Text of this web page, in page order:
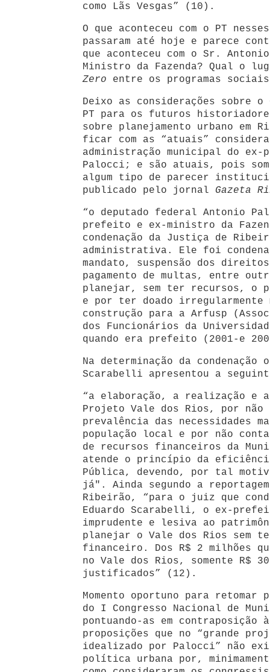
como Lãs Vesgas” (10).
O que aconteceu com o PT
passaram até hoje e parece
que aconteceu com o Sr.
Ministro da Fazenda? Qual o
Zero entre os programas
Deixo as considerações sobre o
PT para os futuros
sobre planejamento urbano em
ficar com as “atuais”
administração municipal do
Palocci; e são atuais, pois
algum tipo de parecer
publicado pelo jornal Gazeta
“o deputado federal Antonio
prefeito e ex-ministro da
condenação da Justiça de
administrativa. Ele foi
mandato, suspensão dos
pagamento de multas, entre
planejar, sem ter recursos, o
e por ter doado irregularmente
construção para a Arfusp
dos Funcionários da
quando era prefeito (2001-e
Na determinação da
Scarabelli apresentou a
“a elaboração, a realização e a
Projeto Vale dos Rios, por
prevalência das necessidades
população local e por não
de recursos financeiros da
atende o princípio da
Pública, devendo, por tal
já". Ainda segundo a
Ribeirão, “para o juiz que
Eduardo Scarabelli, o ex-
imprudente e lesiva ao
planejar o Vale dos Rios sem
financeiro. Dos R$ 2 milhões
no Vale dos Rios, somente R$
justificados” (12).
Momento oportuno para retomar
do I Congresso Nacional de
pontuando-as em contraposição
proposições que no “grande
idealizado por Palocci” não
política urbana por,